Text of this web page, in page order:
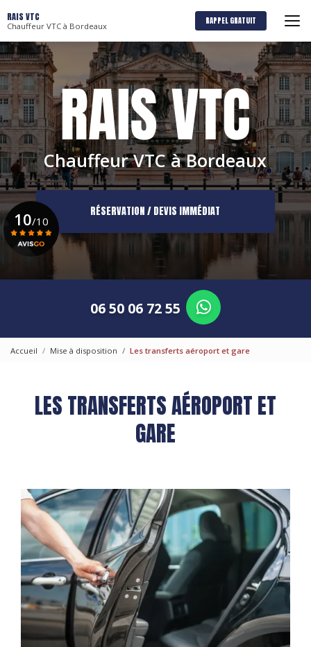
au
contenu
principal
RAIS VTC
Chauffeur VTC à Bordeaux RAPPEL GRATUIT
Chauffeur VTC à Bordeaux
RÉSERVATION / DEVIS IMMÉDIAT
06 50 06 72 55
10/10
Accueil Mise à disposition Les transferts aéroport et gare
LES TRANSFERTS AÉROPORT ET
GARE